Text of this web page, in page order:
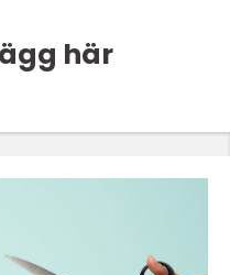
här